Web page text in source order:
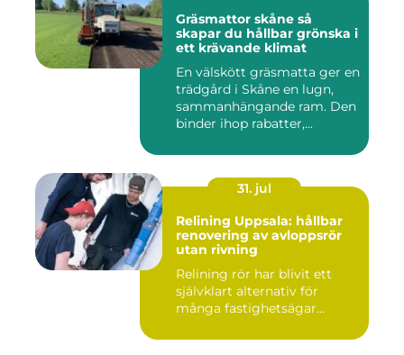
Gräsmattor skåne så
skapar du hållbar grönska i
ett krävande klimat
En välskött gräsmatta ger en
trädgård i Skåne en lugn,
sammanhängande ram. Den
binder ihop rabatter,...
31. jul
Relining Uppsala: hållbar
renovering av avloppsrör
utan rivning
Relining rör har blivit ett
självklart alternativ för
många fastighetsägar...